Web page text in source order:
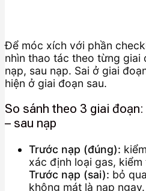
Để móc xích với phần
nhìn thao tác theo từng giai
nạp, sau nạp. Sai ở giai
hiện ở giai đoạn sau.
So sánh theo 3 giai
– sau nạp
Trước nạp (đúng):
xác định loại gas,
Trước nạp (sai): bỏ
không mát là nạp ngay.